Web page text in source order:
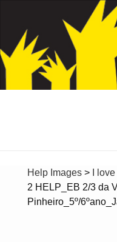
Help Images> I
2 HELP_EB 2/3 da
Pinheiro_5º/